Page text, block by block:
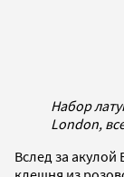
Набор
London,
Вслед за акулой